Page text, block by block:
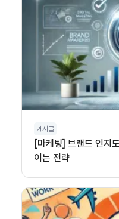
게시글
[마케팅] 브랜드 인지
이는 전략